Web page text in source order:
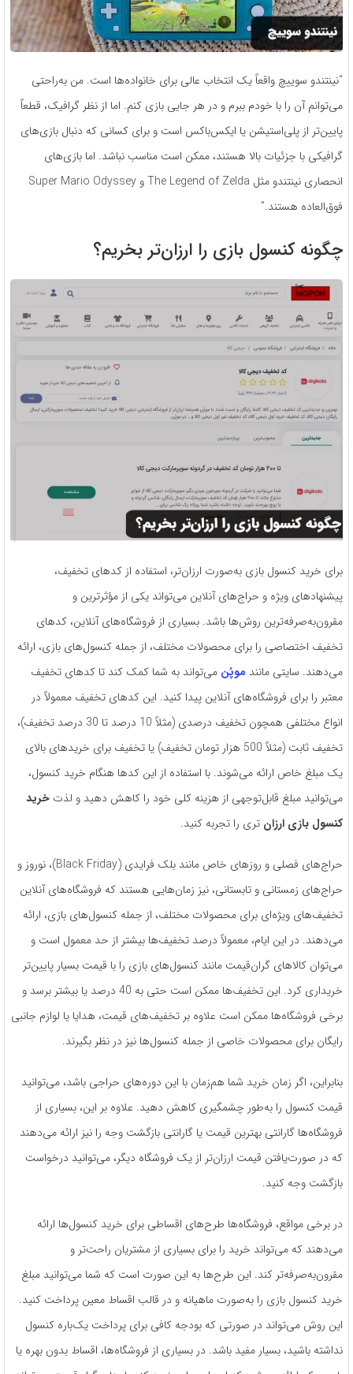
“نینتندو سوییچ واقعاً یک انتخاب عالی برای خانواده‌ها است. من به‌راحتی
می‌توانم آن را با خودم ببرم و در هر جایی بازی کنم. اما از نظر گرافیک، قطعاً
پایین‌تر از پلی‌استیشن یا ایکس‌باکس است و برای کسانی که دنبال بازی‌های
گرافیکی با جزئیات بالا هستند، ممکن است مناسب نباشد. اما بازی‌های
انحصاری نینتندو مثل The Legend of Zelda و Super Mario Odyssey
فوق‌العاده هستند.”
چگونه کنسول بازی را ارزان‌تر بخریم؟
برای خرید کنسول بازی به‌صورت ارزان‌تر، استفاده از کدهای تخفیف،
پیشنهادهای ویژه و حراج‌های آنلاین می‌تواند یکی از مؤثرترین و
مقرون‌به‌صرفه‌ترین روش‌ها باشد. بسیاری از فروشگاه‌های آنلاین، کدهای
تخفیف اختصاصی را برای محصولات مختلف، از جمله کنسول‌های بازی، ارائه
می‌دهند. سایتی مانند موپُن می‌تواند به شما کمک کند تا کدهای تخفیف
معتبر را برای فروشگاه‌های آنلاین پیدا کنید. این کدهای تخفیف معمولاً در
انواع مختلفی همچون تخفیف درصدی (مثلاً 10 درصد تا 30 درصد تخفیف)،
تخفیف ثابت (مثلاً 500 هزار تومان تخفیف) یا تخفیف برای خرید‌های بالای
یک مبلغ خاص ارائه می‌شوند. با استفاده از این کدها هنگام خرید کنسول،
می‌توانید مبلغ قابل‌توجهی از هزینه کلی خود را کاهش دهید و لذت خرید
کنسول بازی ارزان تری را تجربه کنید.
حراج‌های فصلی و روزهای خاص مانند بلک فرایدی (Black Friday)، نوروز و
حراج‌های زمستانی و تابستانی، نیز زمان‌هایی هستند که فروشگاه‌های آنلاین
تخفیف‌های ویژه‌ای برای محصولات مختلف، از جمله کنسول‌های بازی، ارائه
می‌دهند. در این ایام، معمولاً درصد تخفیف‌ها بیشتر از حد معمول است و
می‌توان کالاهای گران‌قیمت مانند کنسول‌های بازی را با قیمت بسیار پایین‌تر
خریداری کرد. این تخفیف‌ها ممکن است حتی به 40 درصد یا بیشتر برسد و
برخی فروشگاه‌ها ممکن است علاوه بر تخفیف‌های قیمت، هدایا یا لوازم جانبی
رایگان برای محصولات خاصی از جمله کنسول‌ها نیز در نظر بگیرند.
بنابراین، اگر زمان خرید شما هم‌زمان با این دوره‌های حراجی باشد، می‌توانید
قیمت کنسول را به‌طور چشمگیری کاهش دهید. علاوه بر این، بسیاری از
فروشگاه‌ها گارانتی بهترین قیمت یا گارانتی بازگشت وجه را نیز ارائه می‌دهند
که در صورت‌یافتن قیمت ارزان‌تر از یک فروشگاه دیگر، می‌توانید درخواست
بازگشت وجه کنید.
در برخی مواقع، فروشگاه‌ها طرح‌های اقساطی برای خرید کنسول‌ها ارائه
می‌دهند که می‌تواند خرید را برای بسیاری از مشتریان راحت‌تر و
مقرون‌به‌صرفه‌تر کند. این طرح‌ها به این صورت است که شما می‌توانید مبلغ
خرید کنسول بازی را به‌صورت ماهیانه و در قالب اقساط معین پرداخت کنید.
این روش می‌تواند در صورتی که بودجه کافی برای پرداخت یک‌باره کنسول
نداشته باشید، بسیار مفید باشد. در بسیاری از فروشگاه‌ها، اقساط بدون بهره یا